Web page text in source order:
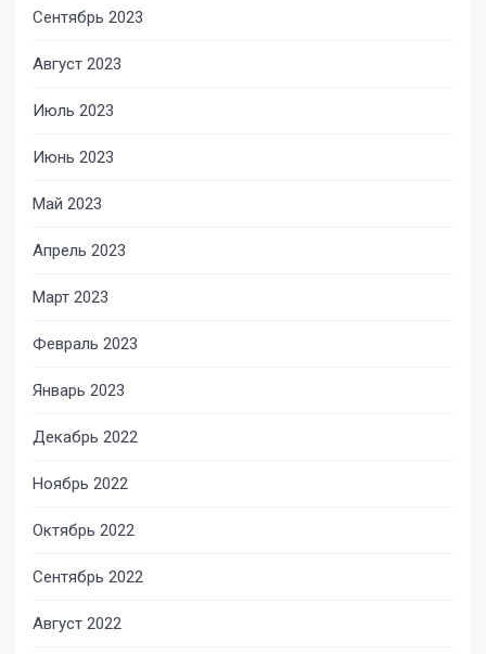
Сентябрь 2023
Август 2023
Июль 2023
Июнь 2023
Май 2023
Апрель 2023
Март 2023
Февраль 2023
Январь 2023
Декабрь 2022
Ноябрь 2022
Октябрь 2022
Сентябрь 2022
Август 2022